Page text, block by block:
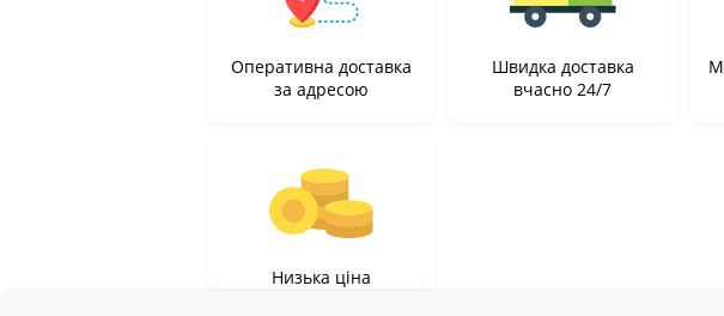
Оперативна доставка
за адресою
Швидка доставка
вчасно 24/7
Низька ціна